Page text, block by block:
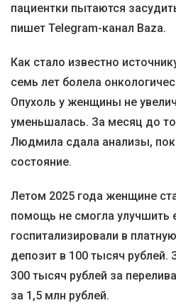
пациентки пытаются
пишет Telegram-канал Baza.
Как стало известно
семь лет болела
Опухоль у женщины не
уменьшалась. За месяц до
Людмила сдала анализы,
состояние.
Летом 2025 года женщине
помощь не смогла улучшить
госпитализировали в
депозит в 100 тысяч рублей.
300 тысяч рублей за
за 1,5 млн рублей.